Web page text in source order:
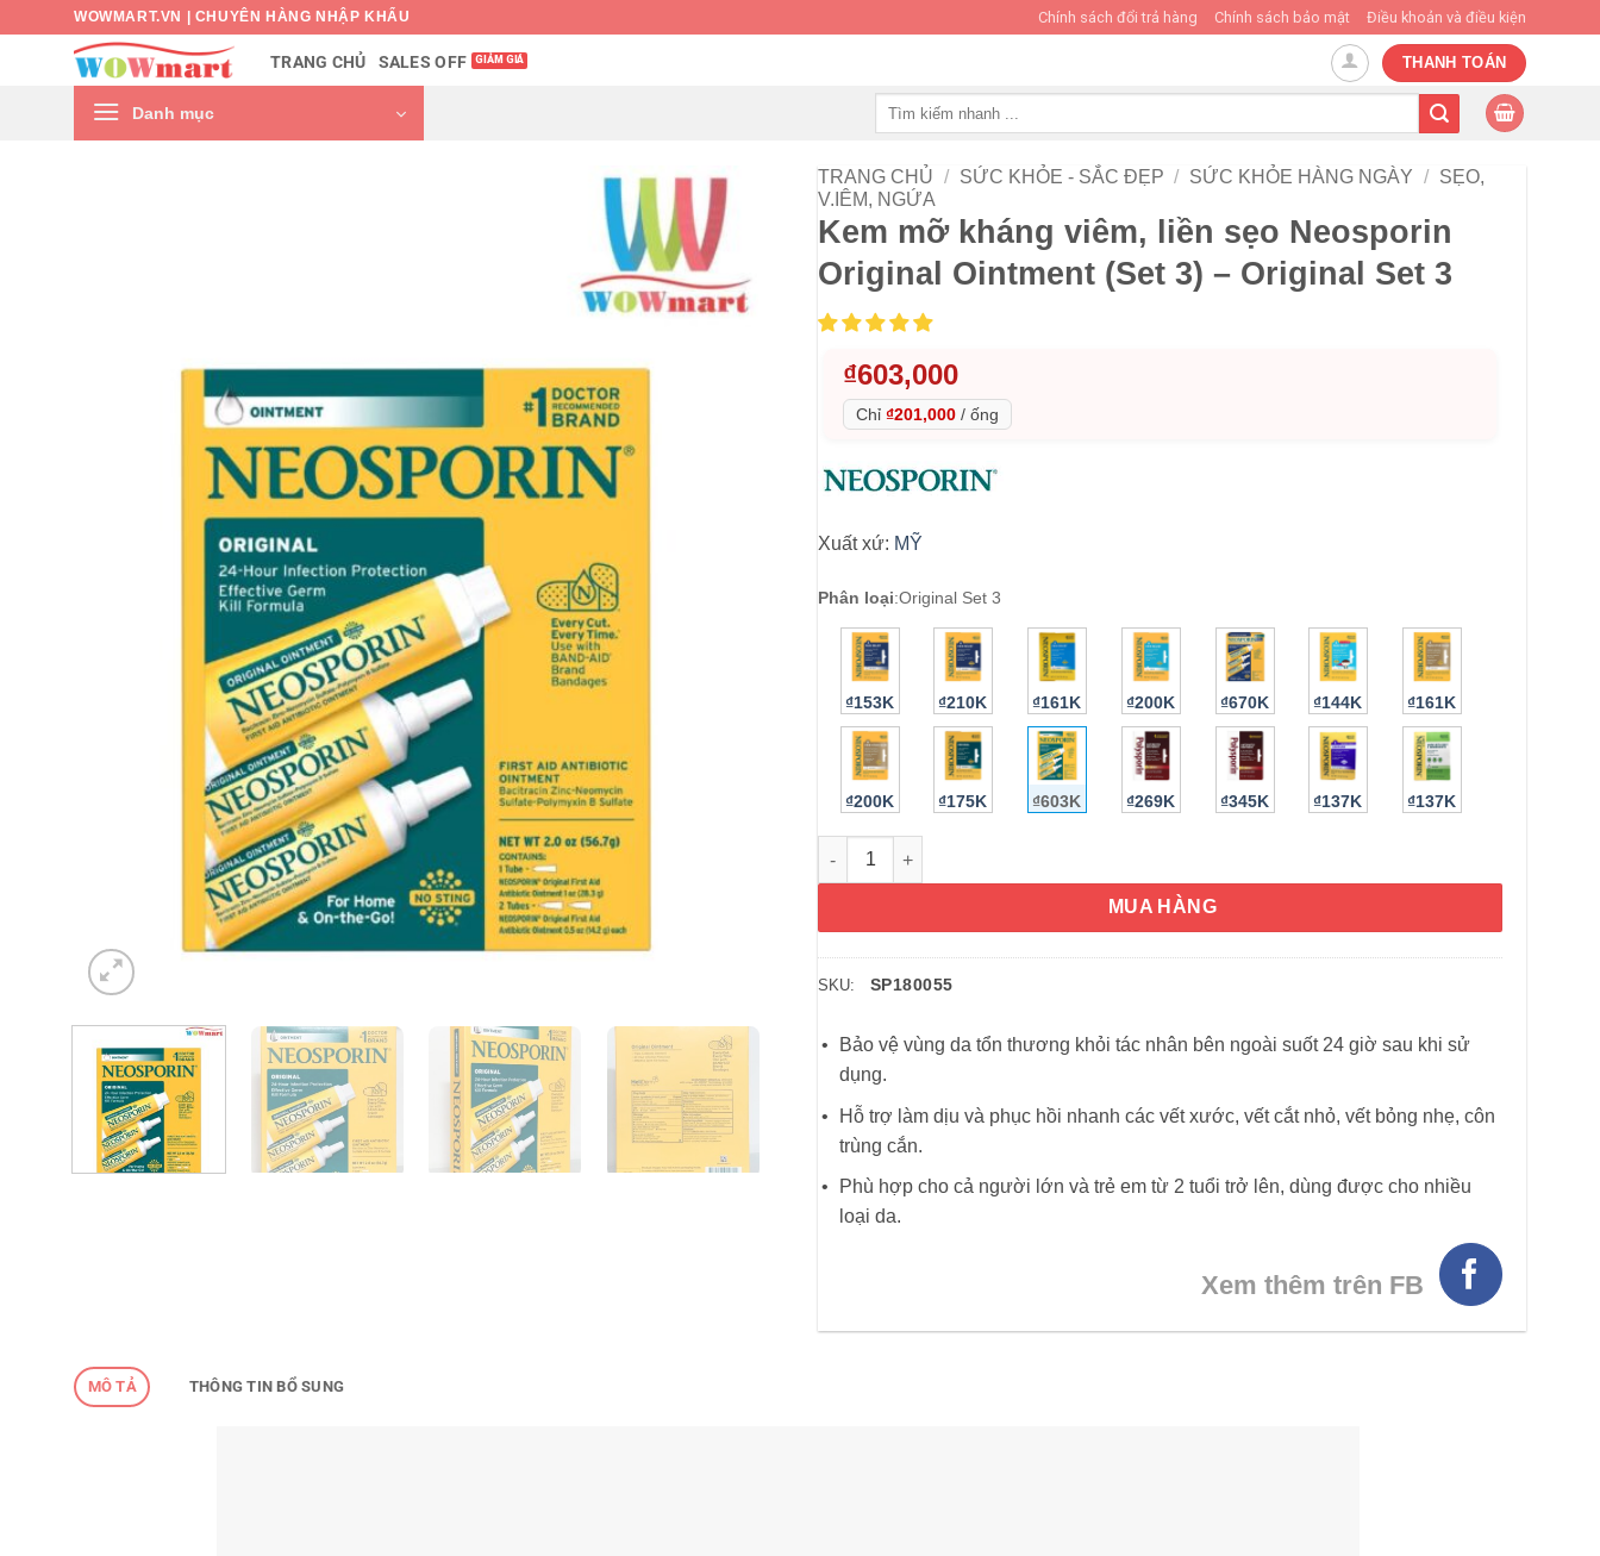
WOWMART.VN | CHUYÊN HÀNG NHẬP KHẨU Chính sách đổi trả hàng Chính sách bảo mật Điều khoản và điều kiện
TRANG CHỦ SALES OFF THANH TOÁN
Danh mục
HÌNH THẬT
TRANG CHỦ / SỨC KHỎE - SẮC ĐẸP / SỨC KHỎE HÀNG NGÀY / SẸO,
V.IÊM, NGỨA
Kem mỡ kháng viêm, liền sẹo Neosporin
Original Ointment (Set 3) – Original Set 3
₫603,000
Chỉ ₫201,000 / ống
Xuất xứ: MỸ
Phân loại:Original Set 3
₫153K ₫210K ₫161K ₫200K ₫670K ₫144K ₫161K
₫200K ₫175K ₫603K ₫269K ₫345K ₫137K ₫137K
Kem mỡ kháng viêm, liền sẹo Neosporin Original Ointment (Set 3) - Original Set 3 số lượng
MUA HÀNG
SKU: SP180055
Bảo vệ vùng da tổn thương khỏi tác nhân bên ngoài suốt 24 giờ sau khi sử
dụng.
Hỗ trợ làm dịu và phục hồi nhanh các vết xước, vết cắt nhỏ, vết bỏng nhẹ, côn
trùng cắn.
Phù hợp cho cả người lớn và trẻ em từ 2 tuổi trở lên, dùng được cho nhiều
loại da.
Xem thêm trên FB
MÔ TẢ THÔNG TIN BỔ SUNG